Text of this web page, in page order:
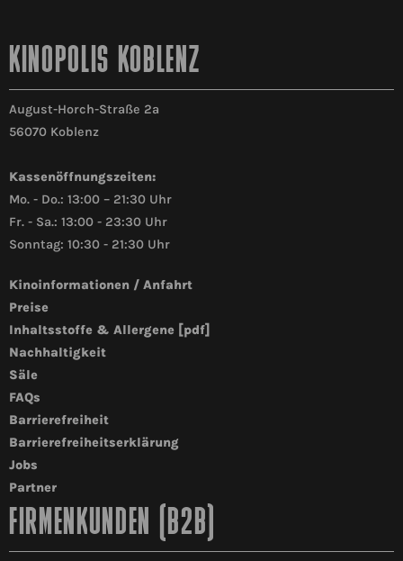
stellen Ihnen gerne ein Angebot nach Ihren
Wünschen zusammen.
KINOPOLIS KOBLENZ
August-Horch-Straße 2a
56070 Koblenz
Kassenöffnungszeiten:
Mo. - Do.: 13:00 – 21:30 Uhr
Fr. - Sa.: 13:00 - 23:30 Uhr
Sonntag: 10:30 - 21:30 Uhr
Kinoinformationen / Anfahrt
Preise
Inhaltsstoffe & Allergene [pdf]
Nachhaltigkeit
Säle
FAQs
Barrierefreiheit
Barrierefreiheitserklärung
Jobs
Partner
FIRMENKUNDEN (B2B)